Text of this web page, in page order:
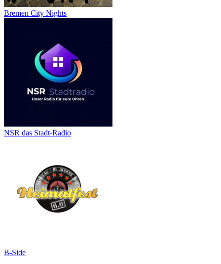
Bremen City Nights
NSR das Stadt-Radio
B-Side